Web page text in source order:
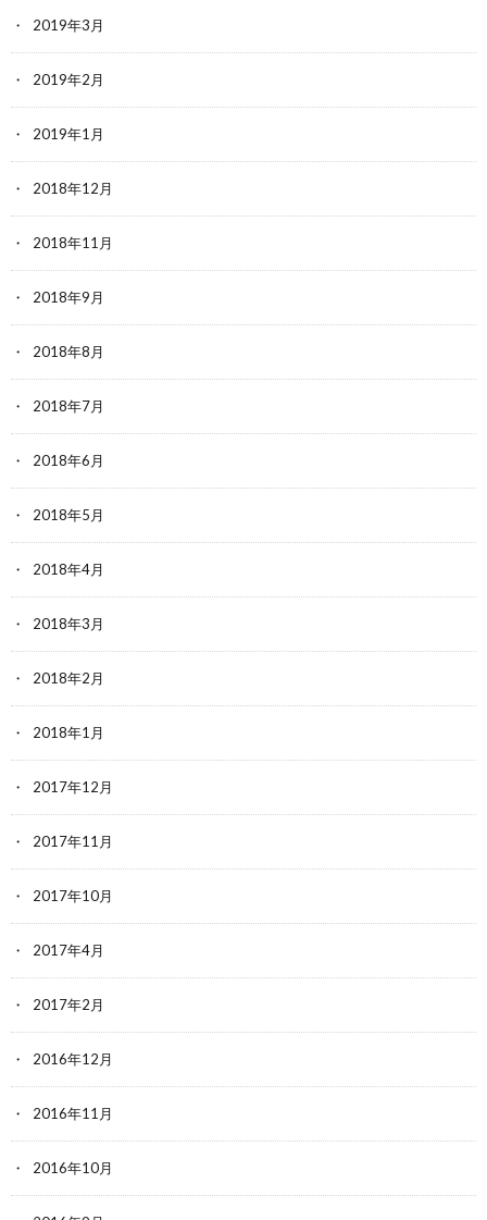
2019年3月
2019年2月
2019年1月
2018年12月
2018年11月
2018年9月
2018年8月
2018年7月
2018年6月
2018年5月
2018年4月
2018年3月
2018年2月
2018年1月
2017年12月
2017年11月
2017年10月
2017年4月
2017年2月
2016年12月
2016年11月
2016年10月